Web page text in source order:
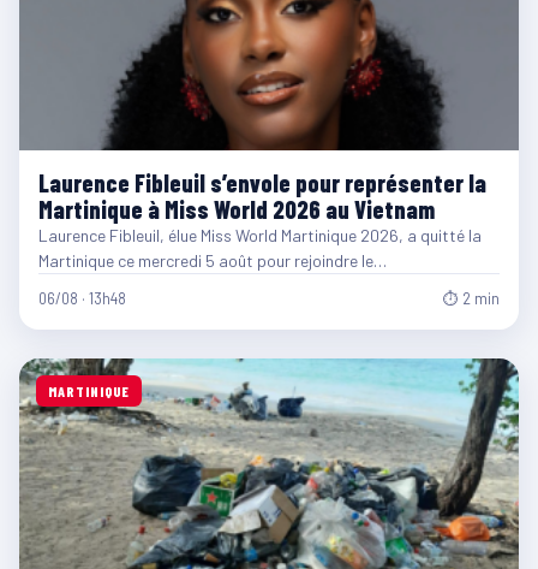
Laurence Fibleuil s’envole pour représenter la
Martinique à Miss World 2026 au Vietnam
Laurence Fibleuil, élue Miss World Martinique 2026, a quitté la
Martinique ce mercredi 5 août pour rejoindre le…
06/08 · 13h48 ⏱ 2 min
MARTINIQUE